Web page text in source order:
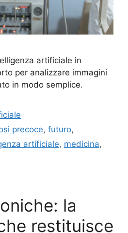
artificiale in
per analizzare immagini
in modo semplice.
precoce,futuro,
artificiale, medicina,
la
restituisce